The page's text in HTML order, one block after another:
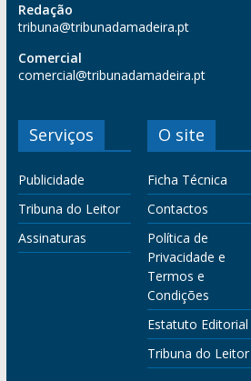
Redação
tribuna@tribunadamadeira.pt
Comercial
comercial@tribunadamadeira.pt
Serviços
Publicidade
Tribuna do Leitor
Assinaturas
O site
Ficha Técnica
Contactos
Política de
Privacidade e
Termos e
Condições
Estatuto Editorial
Tribuna do Leitor